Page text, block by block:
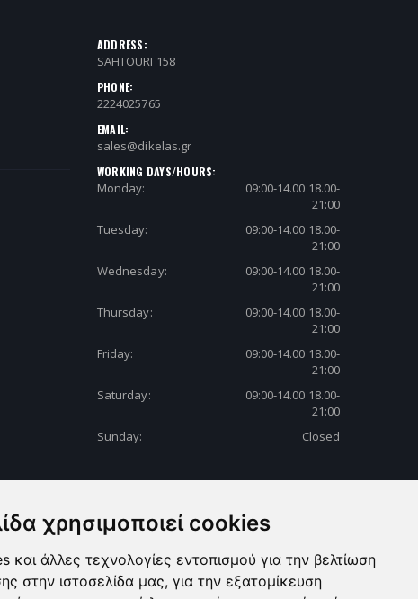
χρησιμοποιεί cookies
και άλλες τεχνολογίες εντοπισμού για την βελτίωση
στην ιστοσελίδα μας, για την εξατομίκευση
ADDRESS:
SAHTOURI 158
PHONE:
2224025765
EMAIL:
sales@dikelas.gr
WORKING DAYS/HOURS:
Monday:
09:00-14.00 18.00-
21:00
Tuesday:
09:00-14.00 18.00-
21:00
Wednesday:
09:00-14.00 18.00-
21:00
Thursday:
09:00-14.00 18.00-
21:00
Friday:
09:00-14.00 18.00-
21:00
Saturday:
09:00-14.00 18.00-
21:00
Sunday:
Closed